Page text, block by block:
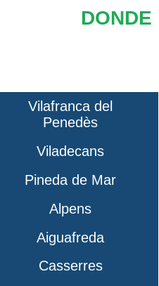
DONDE
Vilafranca del
Penedès
Viladecans
Pineda de Mar
Alpens
Aiguafreda
Casserres